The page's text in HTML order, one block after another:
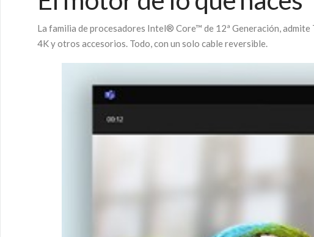
La familia de procesadores Intel® Core™ de 12ª Generación,
4K y otros accesorios. Todo, con un solo cable reversible.